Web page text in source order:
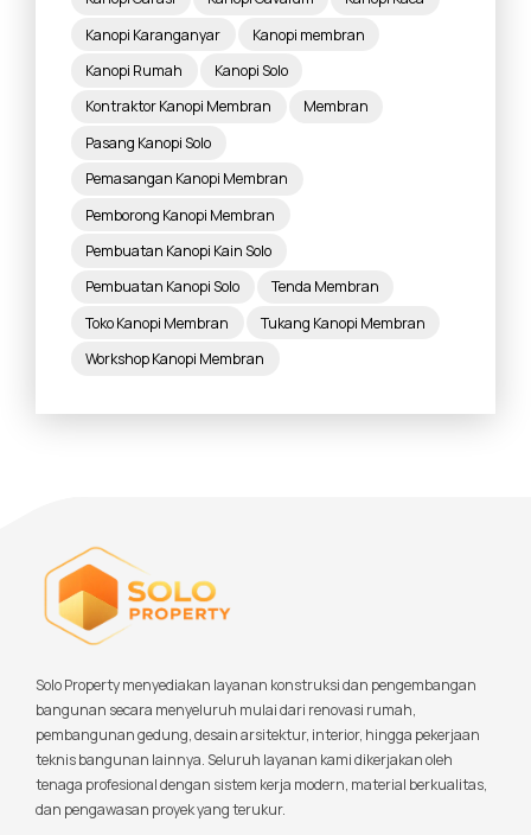
Kanopi Karanganyar
Kanopi membran
Kanopi Rumah
Kanopi Solo
Kontraktor Kanopi Membran
Membran
Pasang Kanopi Solo
Pemasangan Kanopi Membran
Pemborong Kanopi Membran
Pembuatan Kanopi Kain Solo
Pembuatan Kanopi Solo
Tenda Membran
Toko Kanopi Membran
Tukang Kanopi Membran
Workshop Kanopi Membran
Solo Property menyediakan layanan konstruksi dan pengembangan
bangunan secara menyeluruh mulai dari renovasi rumah,
pembangunan gedung, desain arsitektur, interior, hingga pekerjaan
teknis bangunan lainnya. Seluruh layanan kami dikerjakan oleh
tenaga profesional dengan sistem kerja modern, material berkualitas,
dan pengawasan proyek yang terukur.